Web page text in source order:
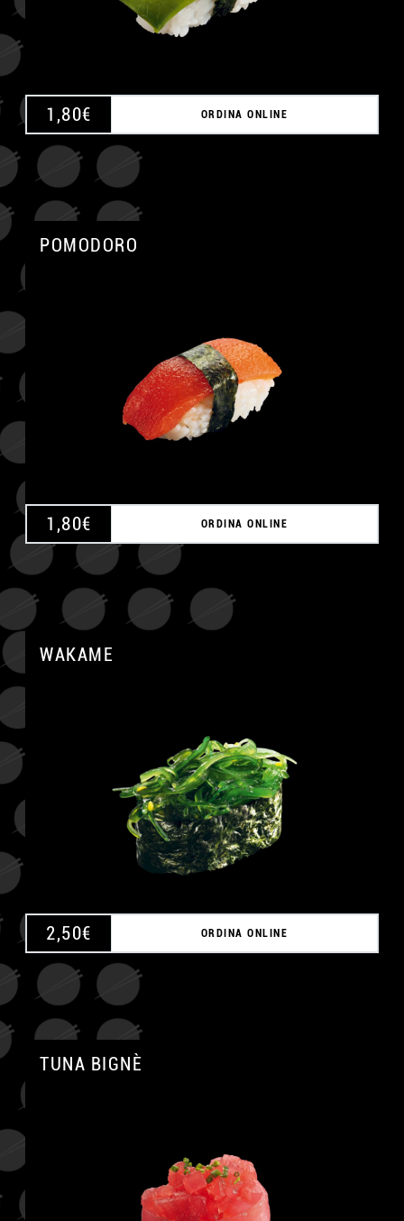
1,80€ ORDINA ONLINE
POMODORO
1,80€ ORDINA ONLINE
WAKAME
2,50€ ORDINA ONLINE
TUNA BIGNÈ